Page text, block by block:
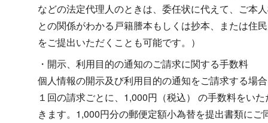
などの法定代理人のときは、委任状に代えて、ご本
との関係がわかる戸籍謄本もしくは抄本、または住
をご提出いただくことも可能です。）
・開示、利用目的の通知のご請求に関する手数料
個人情報の開示及び利用目的の通知をご請求する場
１回の請求ごとに、1,000円（税込） の手数料をいた
きます。1,000円分の郵便定額小為替を提出書類にご